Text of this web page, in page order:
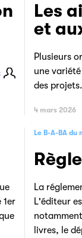
Les
et
Plusieurs
une
des projets.
4 mars 2026
1er
Le B-A-BA
La
L'éditeur
livres, le